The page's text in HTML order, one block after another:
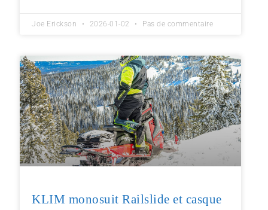
Joe Erickson 2026-01-02 Pas de commentaire
KLIM monosuit Railslide et casque